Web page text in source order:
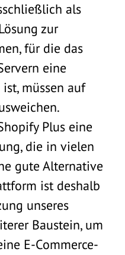
als
zur
für die das
eine
müssen auf
Plus eine
die in vielen
gute Alternative
ist deshalb
unseres
Baustein, um
E-Commerce-